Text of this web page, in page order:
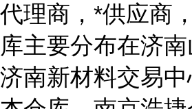
代理商，*供应商
库主要分布在济南
济南新材料交易